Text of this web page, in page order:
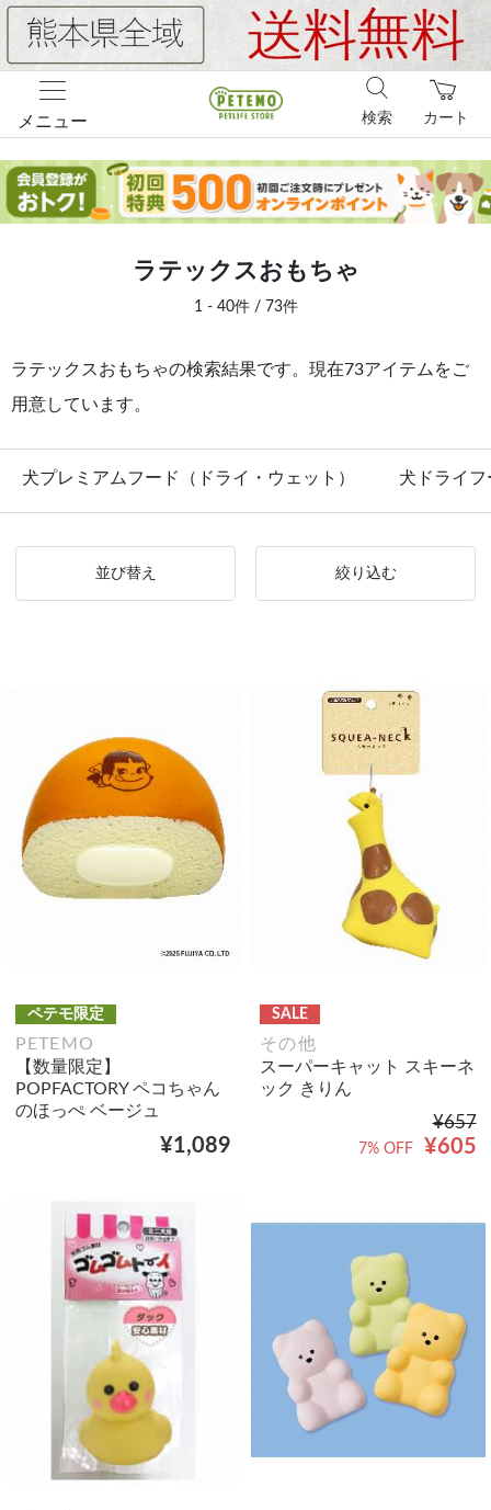
メニュー カート
検索
ラテックスおもちゃ
1 - 40件 / 73件
ラテックスおもちゃの検索結果です。現在73アイテムをご
用意しています。
犬プレミアムフード（ドライ・ウェット） 犬ドライフ
並び替え 絞り込む
ペテモ限定
PETEMO
【数量限定】
POPFACTORY ペコちゃん
のほっぺ ベージュ
¥1,089
SALE
その他
スーパーキャット スキーネ
ック きりん
¥657
¥605
7% OFF